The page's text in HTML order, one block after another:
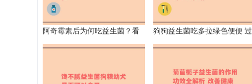
阿奇霉素后为何吃益生菌？看
看会发生什么变化
狗狗益生菌吃多拉绿色便便 过
量食用益生菌的不良影响